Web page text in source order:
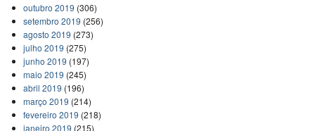
outubro 2019 (306)
setembro 2019 (256)
agosto 2019 (273)
julho 2019 (275)
junho 2019 (197)
maio 2019 (245)
abril 2019 (196)
março 2019 (214)
fevereiro 2019 (218)
janeiro 2019 (215)